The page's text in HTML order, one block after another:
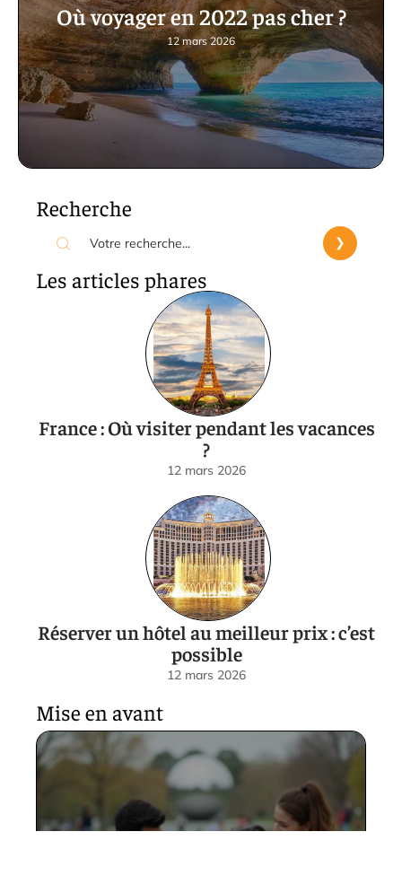
Où voyager en 2022 pas cher ?
12 mars 2026
Recherche
Les articles phares
France : Où visiter pendant les vacances
?
12 mars 2026
Réserver un hôtel au meilleur prix : c’est
possible
12 mars 2026
Mise en avant
Corona Park Queens en